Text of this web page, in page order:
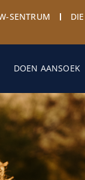
SENTRUM
DOEN AANSOEK